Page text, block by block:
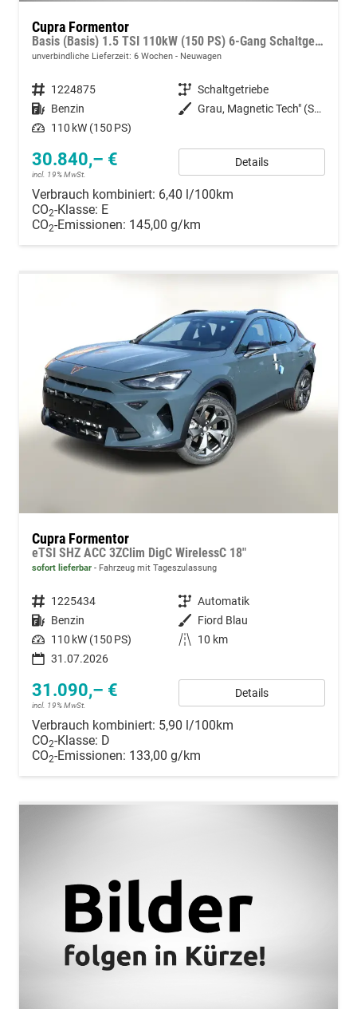
Cupra Formentor
Basis (Basis) 1.5 TSI 110kW (150 PS) 6-Gang Schaltgetriebe
unverbindliche Lieferzeit: 6 Wochen Neuwagen
Fahrzeugnummer 1224875 Getriebe Schaltgetriebe
Kraftstoff Benzin Außenfarbe
Grau, Magnetic Tech" (S7)"
Leistung 110 kW (150 PS)
30.840,– €
incl. 19% MwSt.
Details
Verbrauch kombiniert: 6,40 l/100km
CO2-Klasse: E
CO2-Emissionen: 145,00 g/km
Cupra Formentor
eTSI SHZ ACC 3ZClim DigC WirelessC 18"
sofort lieferbar Fahrzeug mit Tageszulassung
Fahrzeugnummer 1225434 Getriebe Automatik
Kraftstoff Benzin Außenfarbe Fiord Blau
Leistung 110 kW (150 PS) Kilometerstand
10 km
31.07.2026
31.090,– €
incl. 19% MwSt.
Details
Verbrauch kombiniert: 5,90 l/100km
CO2-Klasse: D
CO2-Emissionen: 133,00 g/km